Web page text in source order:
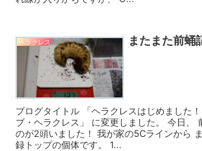
ヘラクレス またまた前蛹
ブログタイトル 「ヘラクレスはじめました
ブ・ヘラクレス」 に変更しました。 今日、
のが2頭いました！ 我が家の5Cラインから
録トップの個体です。 1...